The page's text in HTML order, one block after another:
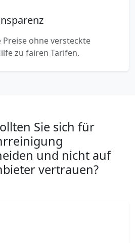
ohne versteckte
zu fairen Tarifen.
Sie sich für
und nicht auf
vertrauen?